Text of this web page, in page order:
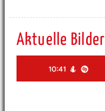
Aktuelle Bilder